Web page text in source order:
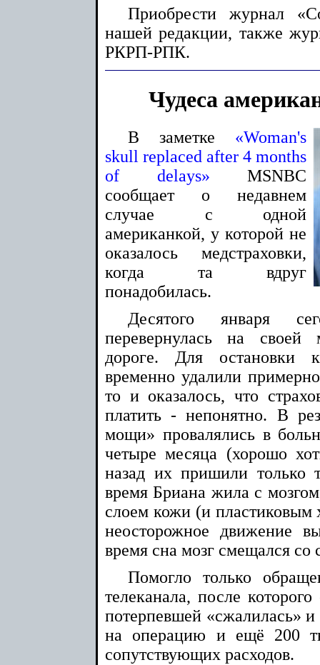
Приобрести журнал
нашей редакции, также
РКРП-РПК.
Чудеса
В заметке «Woman's
skull replaced after 4 months
of delays» MSNBC
сообщает о недавнем
случае с одной
американкой, у которой не
оказалось медстраховки,
когда та вдруг
понадобилась.
Десятого января
перевернулась на
дороге. Для остановки
временно удалили
то и оказалось, что
платить - непонятно. В
мощи» провалялись в
четыре месяца (хорошо
назад их пришили только
время Бриана жила с
слоем кожи (и
неосторожное движение
время сна мозг смещался со
Помогло только
телеканала, после
потерпевшей «сжалилась» и
на операцию и ещё 200
сопутствующих расходов.